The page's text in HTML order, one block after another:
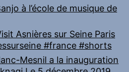
à l’école de musique de
Asnières sur Seine Paris
#france #shorts
Mesnil a la inauguration